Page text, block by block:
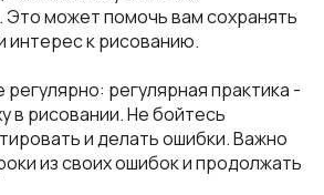
Это может помочь вам сохранять
интерес к рисованию.
регулярно: регулярная практика -
в рисовании. Не бойтесь
и делать ошибки. Важно
из своих ошибок и продолжать